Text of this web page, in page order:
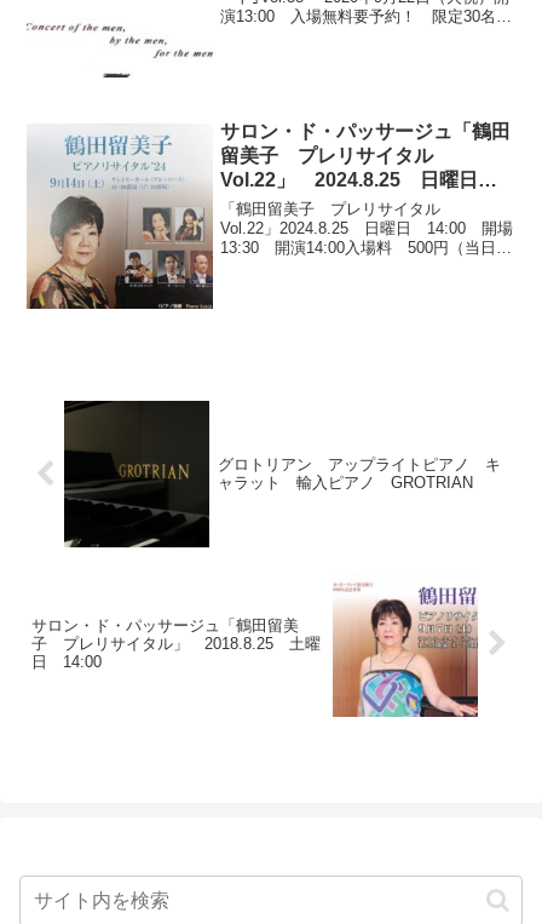
演13:00 入場無料要予約！ 限定30名様
サロン・ド・パッサージュ「鶴田
留美子 プレリサイタル
Vol.22」 2024.8.25 日曜日
14:00
「鶴田留美子 プレリサイタル
Vol.22」2024.8.25 日曜日 14:00 開場
13:30 開演14:00入場料 500円（当日現
グロトリアン アップライトピアノ キ
ャラット 輸入ピアノ GROTRIAN
サロン・ド・パッサージュ「鶴田留美
子 プレリサイタル」 2018.8.25 土曜
日 14:00